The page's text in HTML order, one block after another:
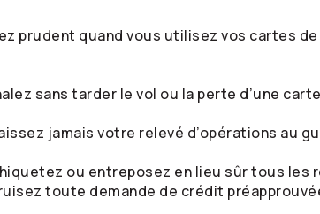
prudent quand vous utilisez vos cartes
sans tarder le vol ou la perte d’une
jamais votre relevé d’opérations au
ou entreposez en lieu sûr tous les
toute demande de crédit